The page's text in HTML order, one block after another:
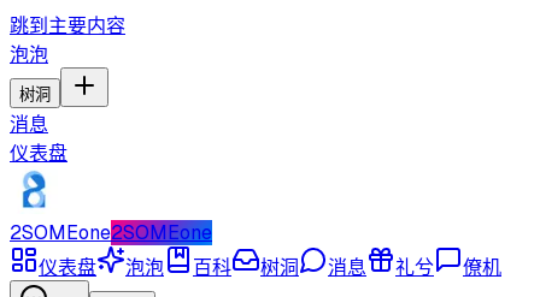
跳到主要内容
泡泡
树洞
消息
仪表盘
2SOMEone2SOMEone
仪表盘
泡泡 百科 树洞 消息 礼兮 僚机